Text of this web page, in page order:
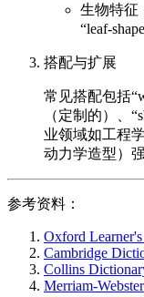
生物特征
“leaf-
搭配与扩展
常见搭配包括
（定制的）、
业领域如工程
动力学造型）
参考资料：
Oxford
Cambridge
Collins
Merriam-Webster